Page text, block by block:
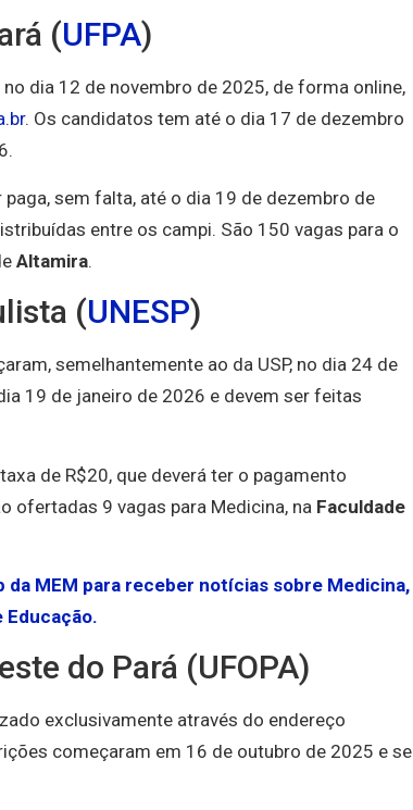
(UFPA)
dia 12 de novembro de 2025, de forma online,
. Os candidatos tem até o dia 17 de dezembro
sem falta, até o dia 19 de dezembro de
entre os campi. São 150 vagas para o
Altamira.
(UNESP)
semelhantemente ao da USP, no dia 24 de
19 de janeiro de 2026 e devem ser feitas
de R$20, que deverá ter o pagamento
ofertadas 9 vagas para Medicina, na Faculdade
da MEM para receber notícias sobre Medicina,
Educação.
do Pará (UFOPA)
exclusivamente através do endereço
começaram em 16 de outubro de 2025 e se